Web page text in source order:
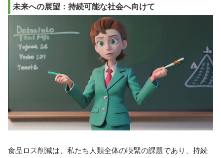
未来への展望：持続可能な社会へ向けて
食品ロス削減は、私たち人類全体の喫緊の課題であり、持続